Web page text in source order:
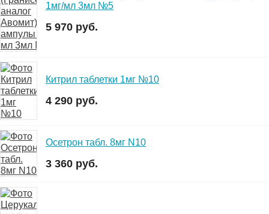
1мг/мл 3мл №5
5 970 руб.
Китрил таблетки 1мг №10
4 290 руб.
Осетрон табл. 8мг N10
3 360 руб.